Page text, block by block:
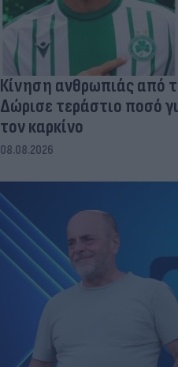
Κίνηση ανθρωπιάς από
Δώρισε τεράστιο ποσό
τον καρκίνο
08.08.2026